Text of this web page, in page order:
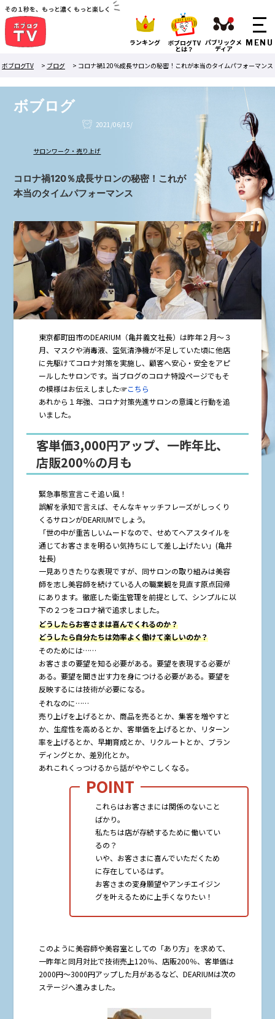
その１秒を、もっと濃く もっと楽しく
ランキング ボブログTV
とは？
パブリックメ
ディア
ボブログTV
> ブログ > コロナ禍120％成長サロンの秘密！これが本当のタイムパフォーマンス
ボブログ
2021/06/15/
サロンワーク・売り上げ
コロナ禍120％成長サロンの秘密！これが
本当のタイムパフォーマンス
東京都町田市のDEARIUM（亀井義文社長）は昨年２月～３
月、マスクや消毒液、空気清浄機が不足していた頃に他店
に先駆けてコロナ対策を実施し、顧客へ安心・安全をアピ
ールしたサロンです。当ブログのコロナ特設ページでもそ
の模様はお伝えしました☞こちら
あれから１年強、コロナ対策先進サロンの意識と行動を追
いました。
客単価3,000円アップ、一昨年比、
店販200％の月も
緊急事態宣言こそ追い風！
誤解を承知で言えば、そんなキャッチフレーズがしっくり
くるサロンがDEARIUMでしょう。
「世の中が重苦しいムードなので、せめてヘアスタイルを
通じてお客さまを明るい気持ちにして差し上げたい」(亀井
社長)
一見ありきたりな表現ですが、同サロンの取り組みは美容
師を志し美容師を続けている人の職業観を見直す原点回帰
にあります。徹底した衛生管理を前提として、シンプルに以
下の２つをコロナ禍で追求しました。
どうしたらお客さまは喜んでくれるのか？
どうしたら自分たちは効率よく働けて楽しいのか？
そのためには……
お客さまの要望を知る必要がある。要望を表現する必要が
ある。要望を聞き出す力を身につける必要がある。要望を
反映するには技術が必要になる。
それなのに……
売り上げを上げるとか、商品を売るとか、集客を増やすと
か、生産性を高めるとか、客単価を上げるとか、リターン
率を上げるとか、早期育成とか、リクルートとか、ブラン
ディングとか、差別化とか。
あれこれくっつけるから話がややこしくなる。
これらはお客さまには関係のないこと
ばかり。
私たちは店が存続するために働いてい
るの？
いや、お客さまに喜んでいただくため
に存在しているはず。
お客さまの変身願望やアンチエイジン
グを叶えるために上手くなりたい！
このように美容師や美容室としての「あり方」を求めて、
一昨年と同月対比で技術売上120％、店販200％、客単価は
2000円～3000円アップした月があるなど、DEARIUMは次の
ステージへ進みました。